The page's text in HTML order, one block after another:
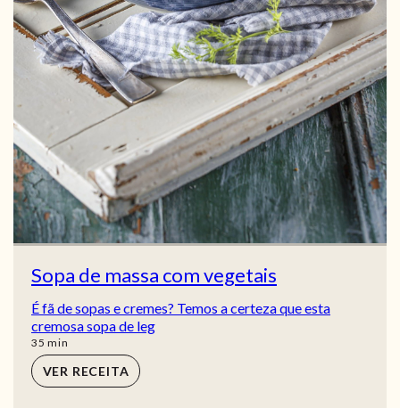
Sopa de massa com vegetais
É fã de sopas e cremes? Temos a certeza que esta
cremosa sopa de leg
35 min
min
VER RECEITA